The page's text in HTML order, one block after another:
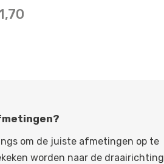
om de juiste afmetingen op te
worden naar de draairichting